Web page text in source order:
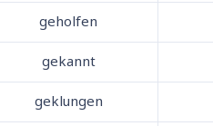
geholfen
gekannt
geklungen